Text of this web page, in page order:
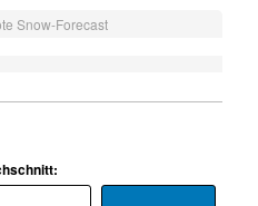
Snow-Forecast